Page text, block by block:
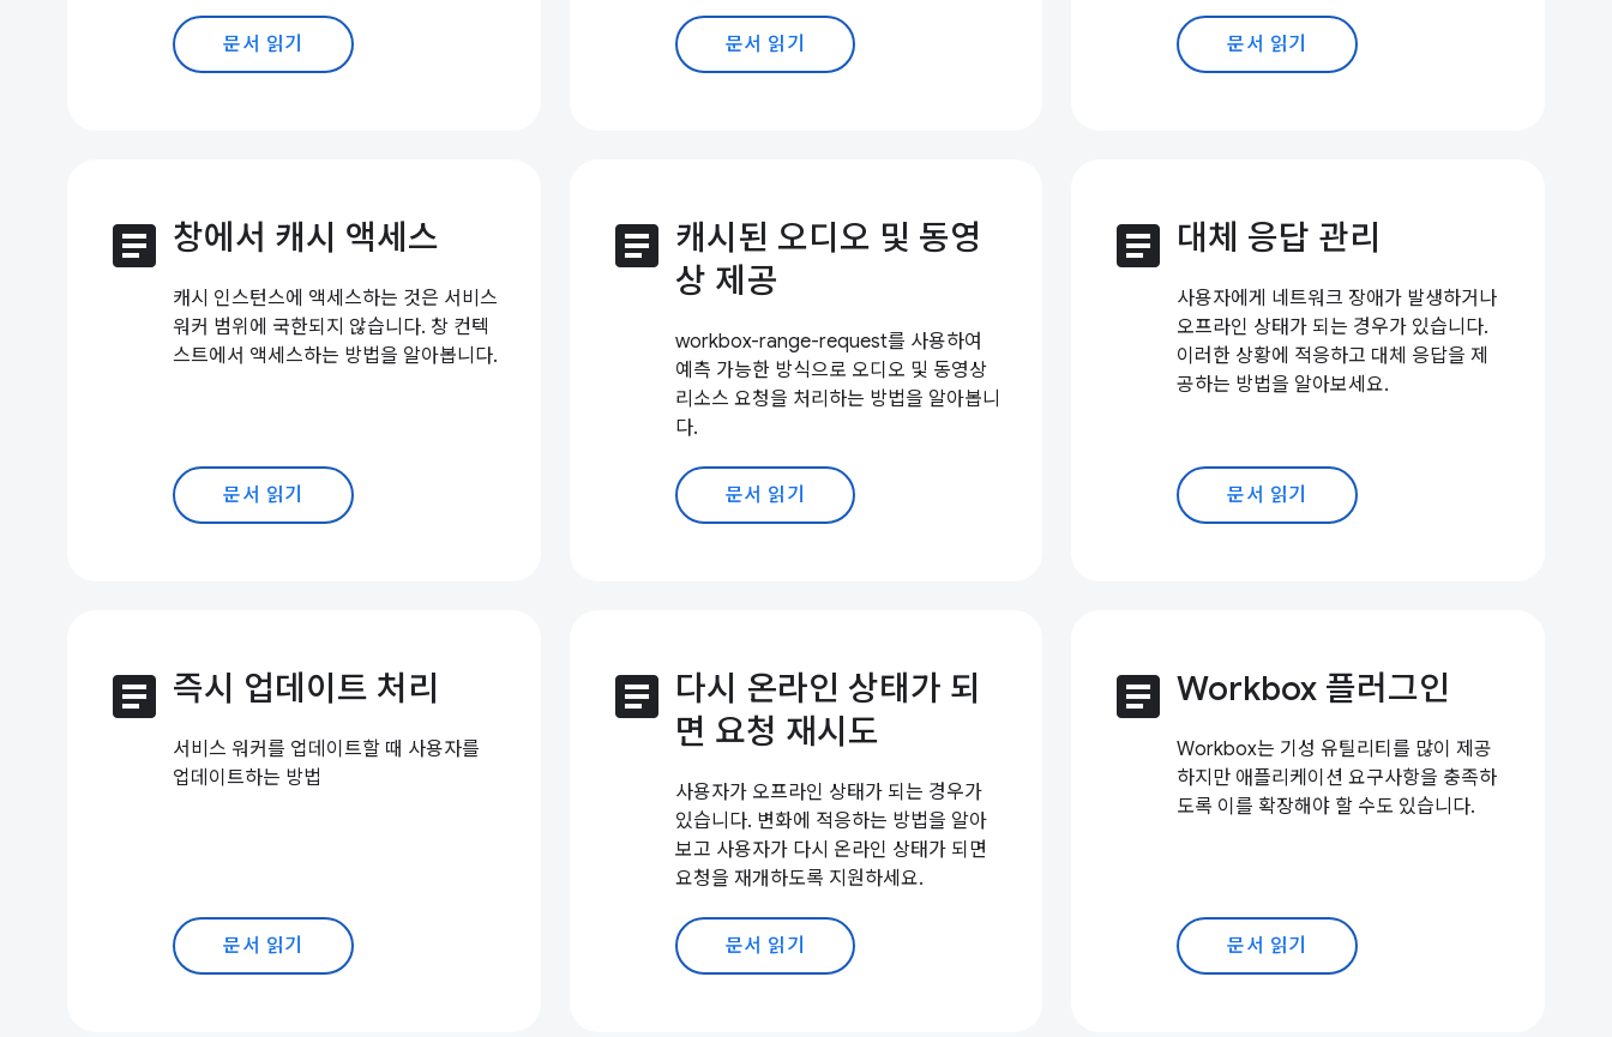
문서 읽기 문서 읽기 문서 읽기
article 창에서 캐시 액세스
캐시 인스턴스에 액세스하는 것은 서비스
워커 범위에 국한되지 않습니다. 창 컨텍
스트에서 액세스하는 방법을 알아봅니다.
문서 읽기
article 캐시된 오디오 및 동영
상 제공
workbox-range-request를 사용하여
예측 가능한 방식으로 오디오 및 동영상
리소스 요청을 처리하는 방법을 알아봅니
다.
문서 읽기
article 대체 응답 관리
사용자에게 네트워크 장애가 발생하거나
오프라인 상태가 되는 경우가 있습니다.
이러한 상황에 적응하고 대체 응답을 제
공하는 방법을 알아보세요.
문서 읽기
article 즉시 업데이트 처리
서비스 워커를 업데이트할 때 사용자를
업데이트하는 방법
문서 읽기
article 다시 온라인 상태가 되
면 요청 재시도
사용자가 오프라인 상태가 되는 경우가
있습니다. 변화에 적응하는 방법을 알아
보고 사용자가 다시 온라인 상태가 되면
요청을 재개하도록 지원하세요.
문서 읽기
article Workbox 플러그인
Workbox는 기성 유틸리티를 많이 제공
하지만 애플리케이션 요구사항을 충족하
도록 이를 확장해야 할 수도 있습니다.
문서 읽기